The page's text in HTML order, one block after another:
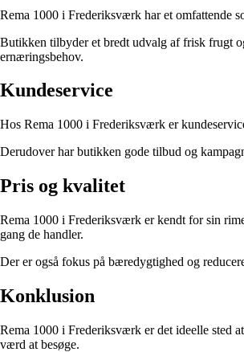
Rema 1000 i Frederiksværk har et omfattende
Butikken tilbyder et bredt udvalg af frisk frugt
ernæringsbehov.
Kundeservice
Hos Rema 1000 i Frederiksværk er
Derudover har butikken gode tilbud og
Pris og kvalitet
Rema 1000 i Frederiksværk er kendt for sin
gang de handler.
Der er også fokus på bæredygtighed og
Konklusion
Rema 1000 i Frederiksværk er det ideelle sted
værd at besøge.